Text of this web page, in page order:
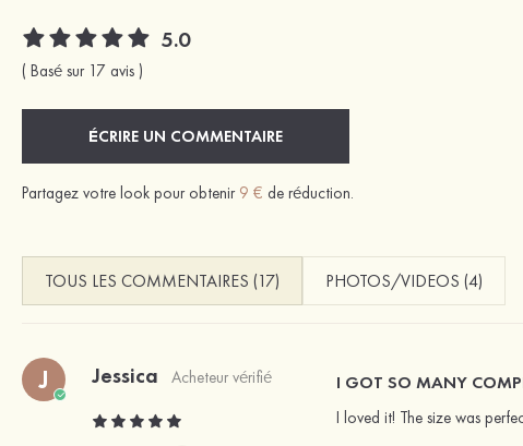
5.0
( Basé sur 17 avis )
ÉCRIRE UN COMMENTAIRE
Partagez votre look pour obtenir 9 € de réduction.
TOUS LES COMMENTAIRES (17) PHOTOS/VIDEOS (4)
J Jessica Acheteur vérifié I GOT SO MANY
I loved it! The size was